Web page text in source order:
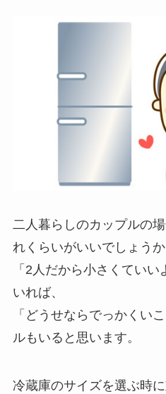
二人暮らしのカップルの
れくらいがいいでしょうか
「2人だから小さくてい
いれば、
「どうせならでっかくい
ルもいると思います。
冷蔵庫のサイズを選ぶ時